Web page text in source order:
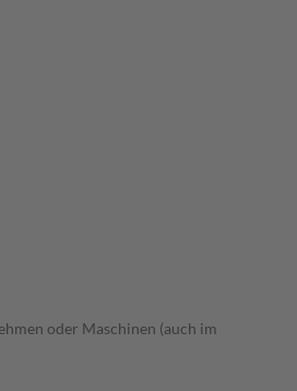
oder Maschinen (auch im